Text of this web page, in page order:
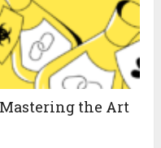
the Art